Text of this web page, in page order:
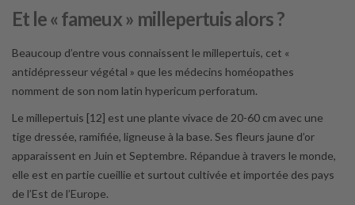
Et le « fameux » millepertuis alors ?
Beaucoup d’entre vous connaissent le millepertuis, cet «
antidépresseur végétal » que les médecins homéopathes
nomment de son nom latin hypericum perforatum.
Le millepertuis [12] est une plante vivace de 20-60 cm avec une
tige dressée, ramifiée, ligneuse à la base. Ses fleurs jaune d’or
apparaissent en Juin et Septembre. Répandue à travers le monde,
elle est en partie cueillie et surtout cultivée et importée des pays
de l’Est de l’Europe.